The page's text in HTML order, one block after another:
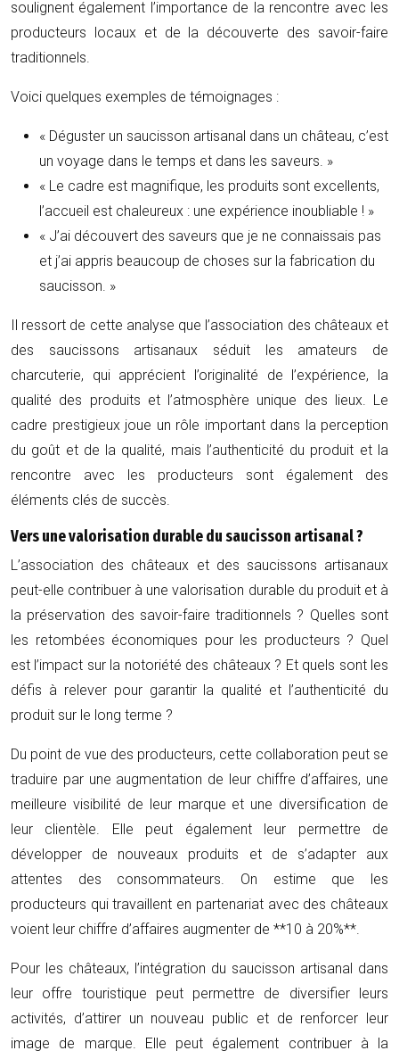
soulignent également l’importance de la rencontre avec les
producteurs locaux et de la découverte des savoir-faire
traditionnels.
Voici quelques exemples de témoignages :
« Déguster un saucisson artisanal dans un château, c’est
un voyage dans le temps et dans les saveurs. »
« Le cadre est magnifique, les produits sont excellents,
l’accueil est chaleureux : une expérience inoubliable ! »
« J’ai découvert des saveurs que je ne connaissais pas
et j’ai appris beaucoup de choses sur la fabrication du
saucisson. »
Il ressort de cette analyse que l’association des châteaux et
des saucissons artisanaux séduit les amateurs de
charcuterie, qui apprécient l’originalité de l’expérience, la
qualité des produits et l’atmosphère unique des lieux. Le
cadre prestigieux joue un rôle important dans la perception
du goût et de la qualité, mais l’authenticité du produit et la
rencontre avec les producteurs sont également des
éléments clés de succès.
Vers une valorisation durable du saucisson artisanal ?
L’association des châteaux et des saucissons artisanaux
peut-elle contribuer à une valorisation durable du produit et à
la préservation des savoir-faire traditionnels ? Quelles sont
les retombées économiques pour les producteurs ? Quel
est l’impact sur la notoriété des châteaux ? Et quels sont les
défis à relever pour garantir la qualité et l’authenticité du
produit sur le long terme ?
Du point de vue des producteurs, cette collaboration peut se
traduire par une augmentation de leur chiffre d’affaires, une
meilleure visibilité de leur marque et une diversification de
leur clientèle. Elle peut également leur permettre de
développer de nouveaux produits et de s’adapter aux
attentes des consommateurs. On estime que les
producteurs qui travaillent en partenariat avec des châteaux
voient leur chiffre d’affaires augmenter de **10 à 20%**.
Pour les châteaux, l’intégration du saucisson artisanal dans
leur offre touristique peut permettre de diversifier leurs
activités, d’attirer un nouveau public et de renforcer leur
image de marque. Elle peut également contribuer à la